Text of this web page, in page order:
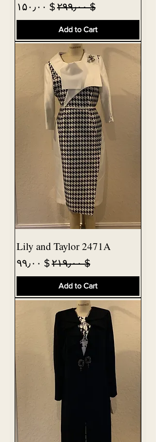
Regular Price
$ ۲۹۹٫۰۰ Sale Price
$ ۱۵۰٫۰۰
Add to Cart
Lily and Taylor 2471A
Regular Price
$ ۲۱۹٫۰۰ Sale Price
$ ۹۹٫۰۰
Add to Cart